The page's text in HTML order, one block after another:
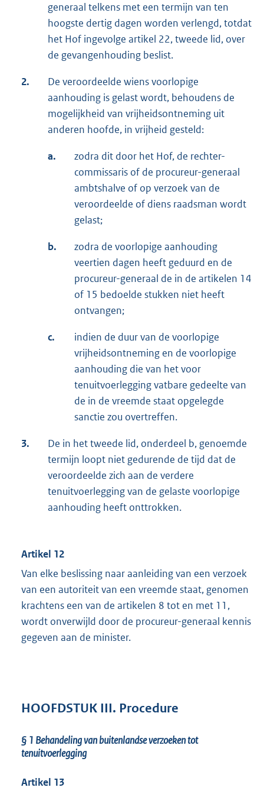
generaal telkens met een termijn van ten
hoogste dertig dagen worden verlengd, totdat
het Hof ingevolge artikel 22, tweede lid, over
de gevangenhouding beslist.
2.
De veroordeelde wiens voorlopige
aanhouding is gelast wordt, behoudens de
mogelijkheid van vrijheidsontneming uit
anderen hoofde, in vrijheid gesteld:
a.
zodra dit door het Hof, de rechter-
commissaris of de procureur-generaal
ambtshalve of op verzoek van de
veroordeelde of diens raadsman wordt
gelast;
b.
zodra de voorlopige aanhouding
veertien dagen heeft geduurd en de
procureur-generaal de in de artikelen 14
of 15 bedoelde stukken niet heeft
ontvangen;
c.
indien de duur van de voorlopige
vrijheidsontneming en de voorlopige
aanhouding die van het voor
tenuitvoerlegging vatbare gedeelte van
de in de vreemde staat opgelegde
sanctie zou overtreffen.
3.
De in het tweede lid, onderdeel b, genoemde
termijn loopt niet gedurende de tijd dat de
veroordeelde zich aan de verdere
tenuitvoerlegging van de gelaste voorlopige
aanhouding heeft onttrokken.
Artikel 12
Van elke beslissing naar aanleiding van een verzoek
van een autoriteit van een vreemde staat, genomen
krachtens een van de artikelen 8 tot en met 11,
wordt onverwijld door de procureur-generaal kennis
gegeven aan de minister.
HOOFDSTUK III. Procedure
§ 1 Behandeling van buitenlandse verzoeken tot
tenuitvoerlegging
Artikel 13